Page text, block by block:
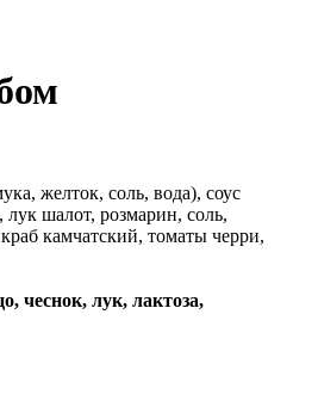
желток, соль, вода), соус
шалот, розмарин, соль,
камчатский, томаты черри,
чеснок, лук, лактоза,